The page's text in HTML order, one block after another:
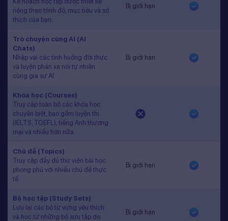
riêng theo trình độ, mục tiêu và sở
thích của bạn.
Bị giới hạn
Trò chuyện cùng AI (AI
Chats)
Nhập vai các tình huống đời thực
và luyện phản xạ nói tự nhiên
cùng gia sư AI.
Bị giới hạn
Khóa học (Courses)
Truy cập toàn bộ các khóa học
chuyên biệt, bao gồm luyện thi
(IELTS, TOEFL), tiếng Anh thương
mại và nhiều hơn nữa.
Chủ đề (Topics)
Truy cập đầy đủ thư viện bài học
phong phú với nhiều chủ đề thực
tế.
Bị giới hạn
Bộ học tập (Study Sets)
Lưu lại các bộ từ vựng yêu thích
và học từ những bộ sưu tập do
Bị giới hạn